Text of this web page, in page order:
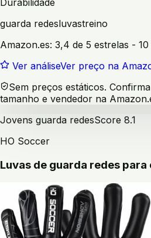
guarda redesluvastreino
Amazon.es: 3,4 de 5 estrelas -
Ver análiseVer preço na
Sem preços estáticos.
tamanho e vendedor na
Jovens guarda redesScore 8.1
HO Soccer
Luvas de guarda redes